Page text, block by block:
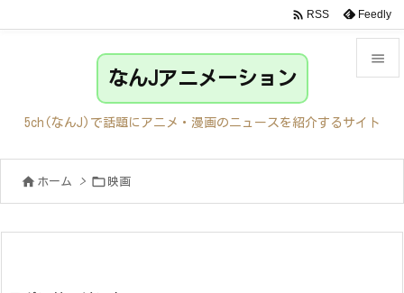

サイド
前へ

 RSS Feedly
なんJアニメーション
5ch(なんJ)で話題にアニメ・漫画のニュースを紹介するサイト
 ホーム >  映画